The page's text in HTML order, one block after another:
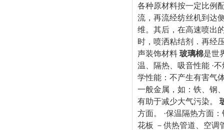
各种原材料按一定比例
流，再流经纺丝机到达
维。其后，在高速喷出
时，喷洒粘结剂．再经
声装饰材料 玻璃棉是世
温、隔热、吸音性能 ·
学性能：不产生有害气
一般金属，如：铁、钢
有助于减少大气污染。
方面。 ·保温隔热方面
花板 －供热管道、空调